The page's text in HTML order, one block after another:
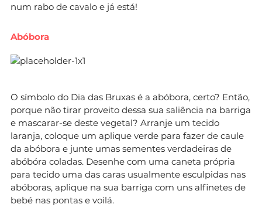
num rabo de cavalo e já está!
Abóbora
O símbolo do Dia das Bruxas é a abóbora, certo? Então,
porque não tirar proveito dessa sua saliência na barriga
e mascarar-se deste vegetal? Arranje um tecido
laranja, coloque um aplique verde para fazer de caule
da abóbora e junte umas sementes verdadeiras de
abóbóra coladas. Desenhe com uma caneta própria
para tecido uma das caras usualmente esculpidas nas
abóboras, aplique na sua barriga com uns alfinetes de
bebé nas pontas e voilá.